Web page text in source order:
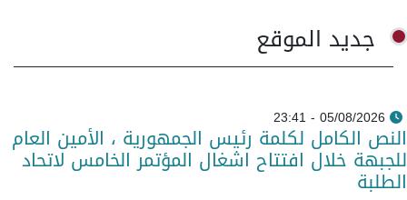
جديد الموقع
05/08/2026 - 23:41
النص الكامل لكلمة رئيس الجمهورية ، الأمين العام
للجبهة خلال افتتاح اشغال المؤتمر الخامس لاتحاد
الطلبة